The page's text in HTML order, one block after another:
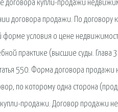
договора купли-продажи
договора продажи. По
форме условия о цене
практике (высшие суды.
550. Форма договора продажи
по которому одна сторона
продажи. Договор продажи